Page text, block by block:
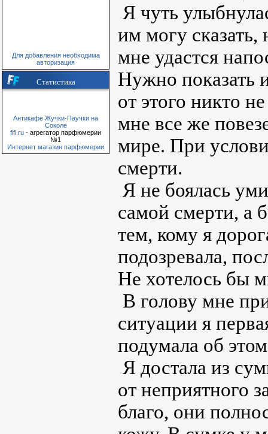
Для добавления необходима
авторизация
Статистика
Антикафе Жучки-Паучки на
Соколе
fifi.ru - агрегатор парфюмерии
№1
Интернет магазин парфюмерии
Я чуть
им могу
мне удастся
Нужно показать
от этого никто
мне все же
мире. При
смерти.
Я не боялась
самой смерти, а
тем, кому я
подозревала,
Не хотелось бы
В голову мне
ситуации я
подумала об
Я достала из
от неприятного
благо, они